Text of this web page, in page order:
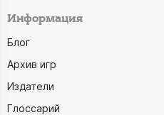
Информация
Блог
Архив игр
Издатели
Глоссарий